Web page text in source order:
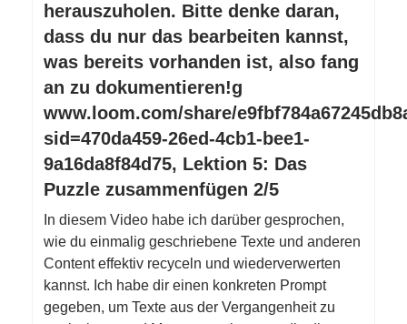
herauszuholen. Bitte denke daran,
dass du nur das bearbeiten kannst,
was bereits vorhanden ist, also fang
an zu dokumentieren!g
www.loom.com/share/
sid=470da459-26ed-4cb1-bee1-
9a16da8f84d75, Lektion 5: Das
Puzzle zusammenfügen 2/5
In diesem Video habe ich darüber gesprochen,
wie du einmalig geschriebene Texte und anderen
Content effektiv recyceln und wiederverwerten
kannst. Ich habe dir einen konkreten Prompt
gegeben, um Texte aus der Vergangenheit zu